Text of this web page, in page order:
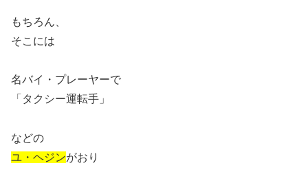
もちろん、
そこには
名バイ・プレーヤーで
「タクシー運転手」
などの
ユ・ヘジンがおり